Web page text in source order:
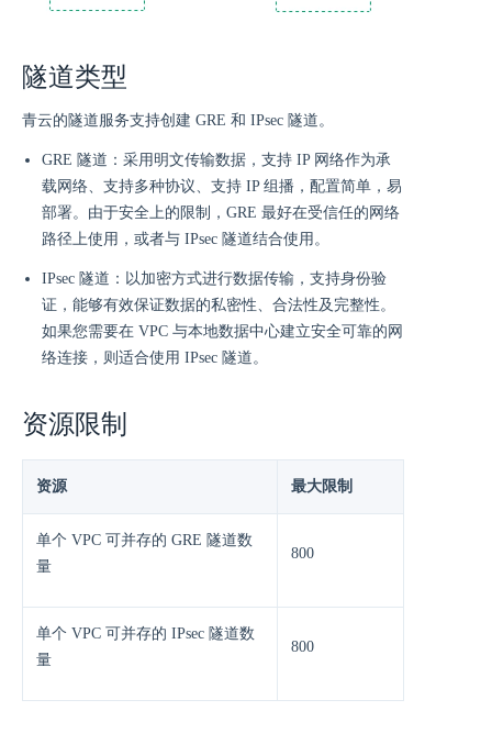
隧道类型
青云的隧道服务支持创建 GRE 和 IPsec 隧道。
GRE 隧道：采用明文传输数据，支持 IP 网络作为承
载网络、支持多种协议、支持 IP 组播，配置简单，易
部署。由于安全上的限制，GRE 最好在受信任的网络
路径上使用，或者与 IPsec 隧道结合使用。
IPsec 隧道：以加密方式进行数据传输，支持身份验
证，能够有效保证数据的私密性、合法性及完整性。
如果您需要在 VPC 与本地数据中心建立安全可靠的网
络连接，则适合使用 IPsec 隧道。
资源限制
资源 最大限制
单个 VPC 可并存的 GRE 隧道数
量
800
单个 VPC 可并存的 IPsec 隧道数
量
800